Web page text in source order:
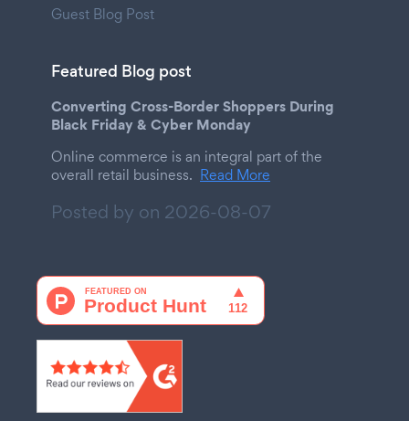
Guest Blog Post
Featured Blog post
Converting Cross-Border Shoppers During
Black Friday & Cyber Monday
Online commerce is an integral part of the
overall retail business. Read More
Posted by on 2026-08-07